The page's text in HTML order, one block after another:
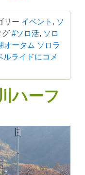
リー イベント , ソ
グ #ソロ活, ソロ
オータム ソロラ
ルライドに コメ
ハーフ